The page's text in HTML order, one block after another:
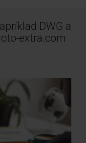
DWG a
extra.com